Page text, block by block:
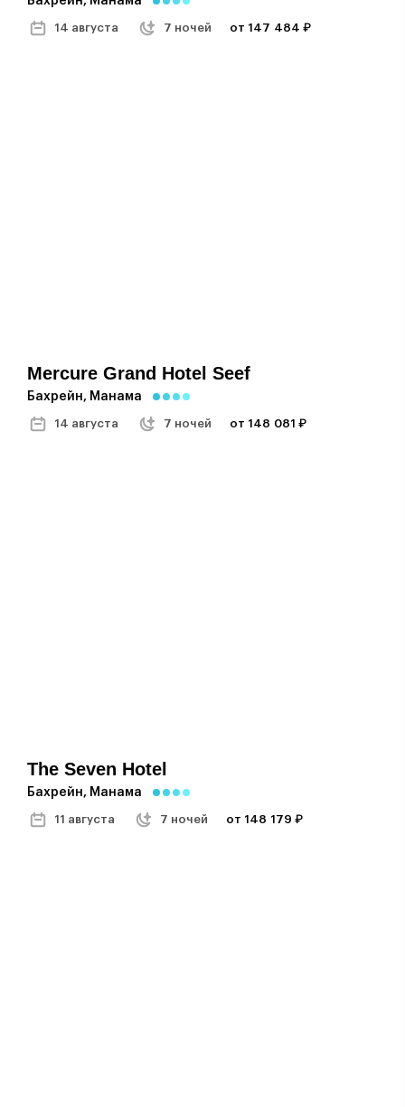
14 августа 7 ночей от 147 484 ₽
Mercure Grand Hotel Seef
Бахрейн, Манама
14 августа 7 ночей от 148 081 ₽
The Seven Hotel
Бахрейн, Манама
11 августа 7 ночей от 148 179 ₽